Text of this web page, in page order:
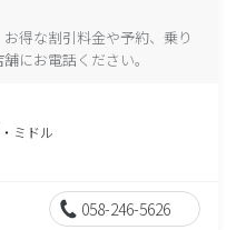
得な割引料金や予約、乗り
にお電話ください。
ミドル
058-246-5626